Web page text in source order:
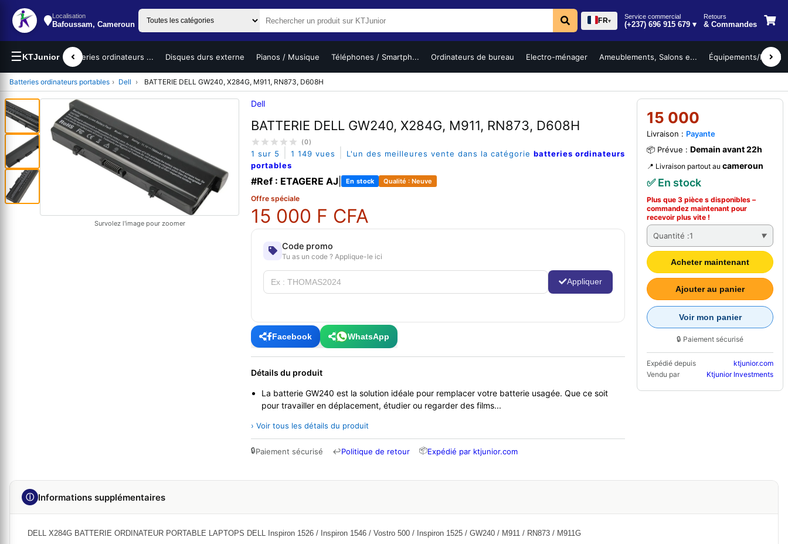
Localisation
Bafoussam, Cameroun FR▾
Service commercial
(+237) 696 915 679 ▾
Retours
& Commandes
☰KTJunior
portables Batteries ordinateurs ... Disques durs externe Pianos / Musique Téléphones / Smartph... Ordinateurs de bureau Electro-ménager Ameublements, Salons e... Équipements/
Batteries ordinateurs portables › Dell › BATTERIE DELL GW240, X284G, M911, RN873, D608H
Survolez l'image pour zoomer
Dell
BATTERIE DELL GW240, X284G, M911, RN873, D608H
(0)
1 sur 5 1 149 vues L'un des meilleures vente dans la catégorie batteries ordinateurs
portables
#Ref : ETAGERE AJ En stock Qualité : Neuve
Offre spéciale
15 000 F CFA
Code promo
Tu as un code ? Applique-le ici
Appliquer
Facebook WhatsApp
Détails du produit
La batterie GW240 est la solution idéale pour remplacer votre batterie usagée. Que ce soit
pour travailler en déplacement, étudier ou regarder des films...
› Voir tous les détails du produit
🔒Paiement sécurisé ↩Politique de retour 📦Expédié par ktjunior.com
15 000
Livraison : Payante
📦 Prévue : Demain avant 22h
📍 Livraison partout au cameroun
✅ En stock
Plus que 3 pièce s disponibles –
commandez maintenant pour
recevoir plus vite !
Quantité :1
Acheter maintenant
Ajouter au panier
Voir mon panier
🔒 Paiement sécurisé
Expédié depuis
ktjunior.com
Vendu par
Ktjunior Investments
ⓘ Informations supplémentaires
DELL X284G BATTERIE ORDINATEUR PORTABLE LAPTOPS DELL Inspiron 1526 / Inspiron 1546 / Vostro 500 / Inspiron 1525 / GW240 / M911 / RN873 / M911G